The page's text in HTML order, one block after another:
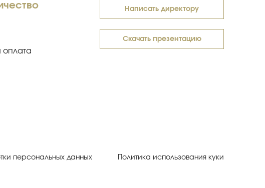
оплата
Написать директору
Скачать презентацию
персональных данных Политика использования куки